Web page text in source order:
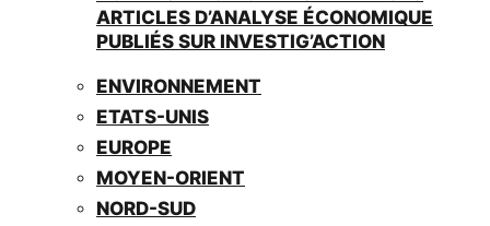
ARTICLES D’ANALYSE ÉCONOMIQUE
PUBLIÉS SUR INVESTIG’ACTION
ENVIRONNEMENT
ETATS-UNIS
EUROPE
MOYEN-ORIENT
NORD-SUD